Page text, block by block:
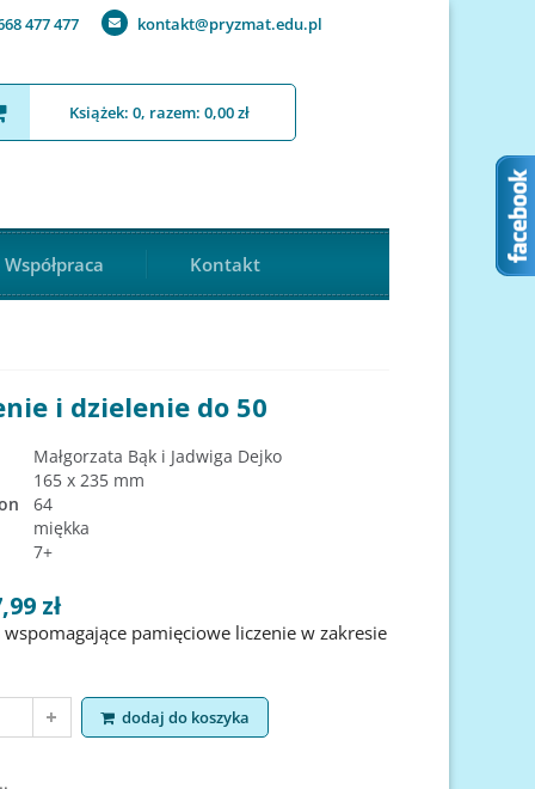
477 477 kontakt@pryzmat.edu.pl
Książek: 0, razem: 0,00 zł
Współpraca Kontakt
łamigłowki 7-8 lat
i Jadwiga Chrostek
Zadania i łamigłowki 6-7 lat
Jadwiga Dejko i Jadwiga Chrostek
i dzielenie do 50
Małgorzata Bąk i Jadwiga Dejko
165 x 235 mm
64
miękka
7+
zł
wspomagające pamięciowe liczenie w zakresie
dodaj do koszyka